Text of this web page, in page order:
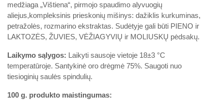
medžiaga „Vištiena“, pirmojo spaudimo alyvuogių
aliejus,kompleksinis prieskonių mišinys: dažiklis kurkuminas,
petražolės, rozmarino ekstraktas. Sudėtyje gali būti PIENO ir
LAKTOZĖS, ŽUVIES, VĖŽIAGYVIŲ ir MOLIUSKŲ pėdsakų.
Laikymo sąlygos: Laikyti sausoje vietoje 18±3 °C
temperatūroje. Santykinė oro drėgmė 75%. Saugoti nuo
tiesioginių saulės spindulių.
100 g. produkto maistingumas: